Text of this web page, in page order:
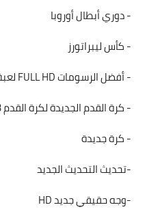
- دوري أبطال أوروبا
- كأس ليبراتورز
- أفضل الرسومات FULL HD لعبة جديدة
- كرة القدم الجديدة لكرة القدم 2023
- كرة جديدة
-تحديث التحديث الجديد
-وجه حقيقي جديد HD